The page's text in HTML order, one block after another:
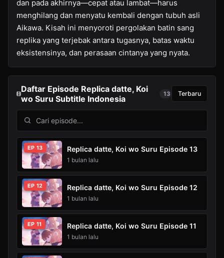
dan pada akhirnya—cepat atau lambat—harus
menghilang dan menyatu kembali dengan tubuh asli
Aikawa. Kisah ini menyoroti pergolakan batin sang
replika yang terjebak antara tugasnya, batas waktu
eksistensinya, dan perasaan cintanya yang nyata.
Daftar Episode Replica datte, Koi
wo Suru Subtitle Indonesia
13 Terbaru
EP 13 Replica datte, Koi wo Suru Episode 13
1 bulan lalu
EP 12 Replica datte, Koi wo Suru Episode 12
1 bulan lalu
EP 11 Replica datte, Koi wo Suru Episode 11
1 bulan lalu